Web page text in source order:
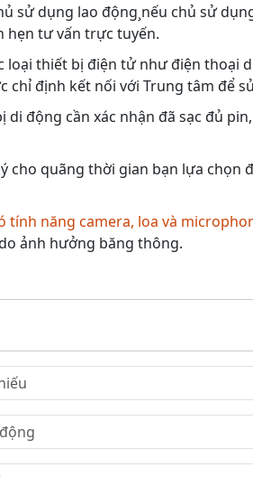
sử dụng lao động¸nếu chủ sử
hẹn tư vấn trực tuyến.
thiết bị điện tử như điện thoại
định kết nối với Trung tâm để
động cần xác nhận đã sạc đủ pin,
cho quãng thời gian bạn lựa chọn
tính năng camera, loa và
ảnh hưởng băng thông.